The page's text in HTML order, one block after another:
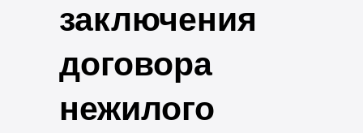
заключения
договора
нежилого